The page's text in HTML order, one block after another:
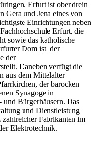
Erfurt ist obendrein
Gera und Jena eines von
Einrichtungen neben
Erfurt, die
sowie das katholische
Dom ist, der
der
Daneben verfügt die
aus dem Mittelalter
der barocken
Synagoge in
Bürgerhäusern. Das
und Dienstleistung
Fabrikanten im
Elektrotechnik.